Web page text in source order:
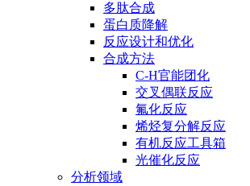
多肽合成
蛋白质降解
反应设计和优化
合成方法
C-H官能团化
交叉偶联反应
氟化反应
烯烃复分解反应
有机反应工具箱
光催化反应
分析领域